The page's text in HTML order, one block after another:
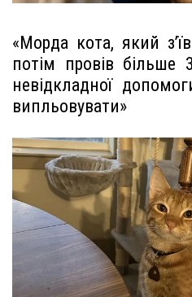
«Морда кота, який
потім провів більше
невідкладної
випльовувати»